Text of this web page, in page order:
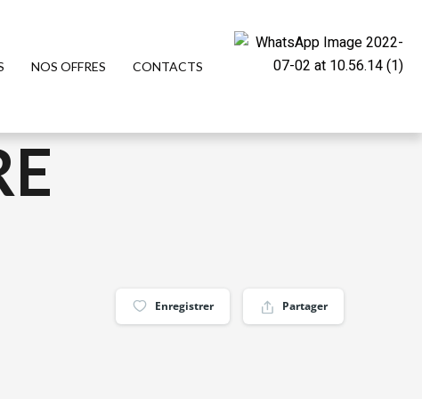
NOS OFFRES CONTACTS
Enregistrer Partager